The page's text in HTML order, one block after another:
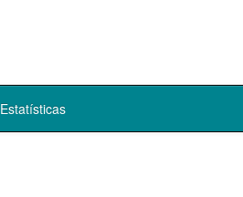
Estatísticas